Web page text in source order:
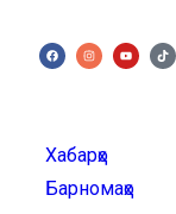
Хабарҳо
Барномаҳо